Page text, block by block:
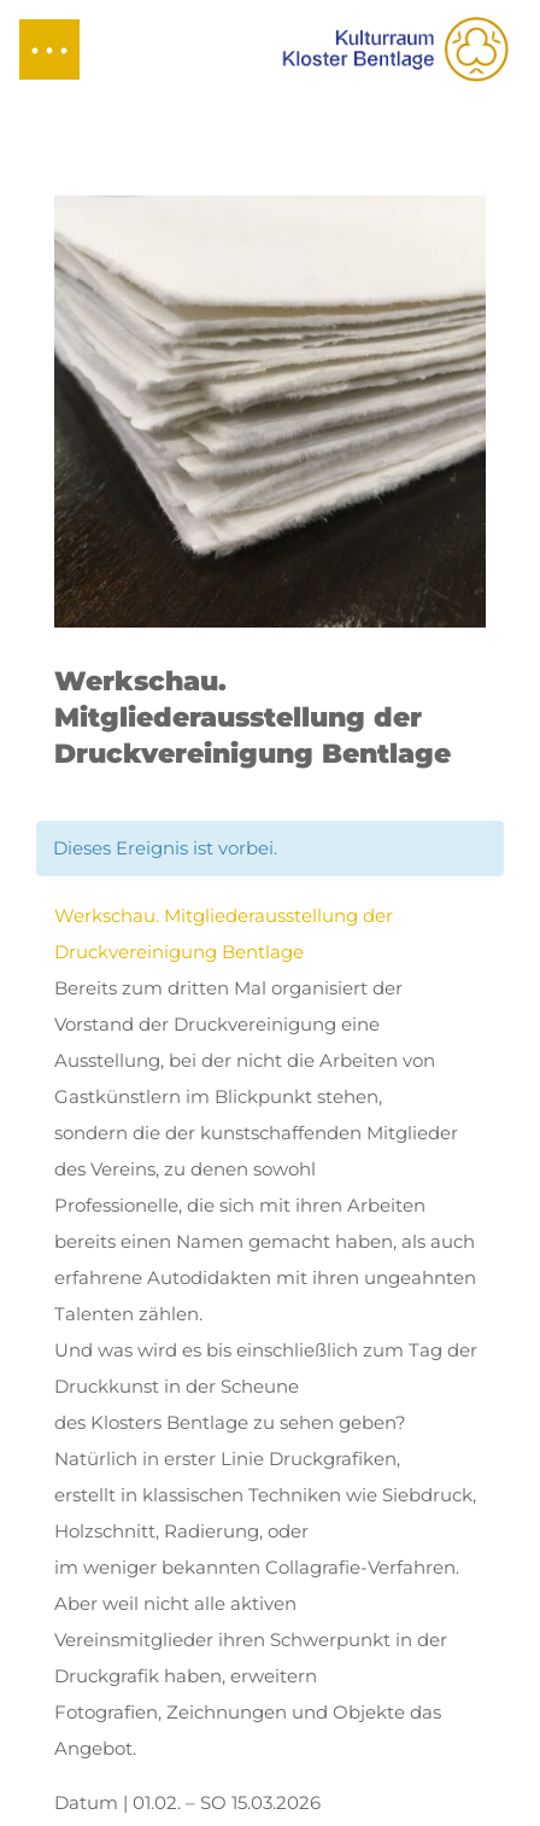
Werkschau.
Mitgliederausstellung der
Druckvereinigung Bentlage
Dieses Ereignis ist vorbei.
Werkschau. Mitgliederausstellung der
Druckvereinigung Bentlage
Bereits zum dritten Mal organisiert der
Vorstand der Druckvereinigung eine
Ausstellung, bei der nicht die Arbeiten von
Gastkünstlern im Blickpunkt stehen,
sondern die der kunstschaffenden Mitglieder
des Vereins, zu denen sowohl
Professionelle, die sich mit ihren Arbeiten
bereits einen Namen gemacht haben, als auch
erfahrene Autodidakten mit ihren ungeahnten
Talenten zählen.
Und was wird es bis einschließlich zum Tag der
Druckkunst in der Scheune
des Klosters Bentlage zu sehen geben?
Natürlich in erster Linie Druckgrafiken,
erstellt in klassischen Techniken wie Siebdruck,
Holzschnitt, Radierung, oder
im weniger bekannten Collagrafie-Verfahren.
Aber weil nicht alle aktiven
Vereinsmitglieder ihren Schwerpunkt in der
Druckgrafik haben, erweitern
Fotografien, Zeichnungen und Objekte das
Angebot.
Datum | 01.02. – SO 15.03.2026